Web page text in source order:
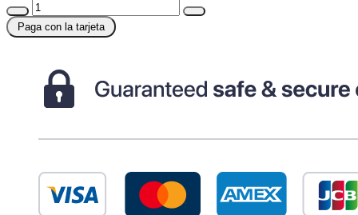
Paga con la tarjeta